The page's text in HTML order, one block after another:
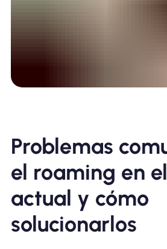
Problemas
el roaming en
actual y cómo
solucionarlos